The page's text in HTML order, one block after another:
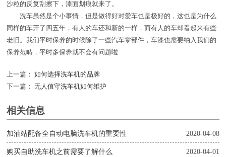
沙粒的反复刮擦下，漆面划痕就来了。
洗车虽然是个小事情，但是做得好对爱车也是极好的，这也是为什么
同样的车开了四五年，有人的车还和新的一样，而有人的车却看起来有些
老旧。我们平时保养的时候除了一些汽车零部件，车漆也需要纳入我们的
保养范畴，平时多保养就不会有问题啦
上一篇： 如何选择洗车机的品牌
下一篇： 无人值守洗车机如何维护
相关信息
2020-04-08
加油站配备全自动电脑洗车机的重要性
2020-04-01
购买自助洗车机之前需要了解什么